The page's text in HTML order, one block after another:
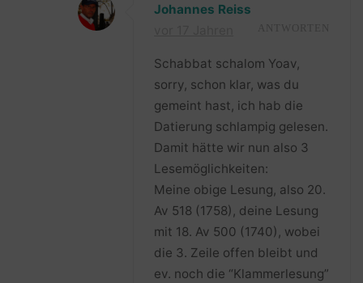
Johannes Reiss
Schabbat schalom Yoav,
sorry, schon klar, was du
gemeint hast, ich hab die
Datierung schlampig gelesen.
Damit hätte wir nun also 3
Lesemöglichkeiten:
Meine obige Lesung, also 20.
Av 518 (1758), deine Lesung
mit 18. Av 500 (1740), wobei
die 3. Zeile offen bleibt und
ev. noch die “Klammerlesung”